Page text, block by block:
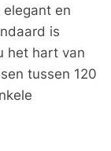
en
is
het hart van
tussen 120